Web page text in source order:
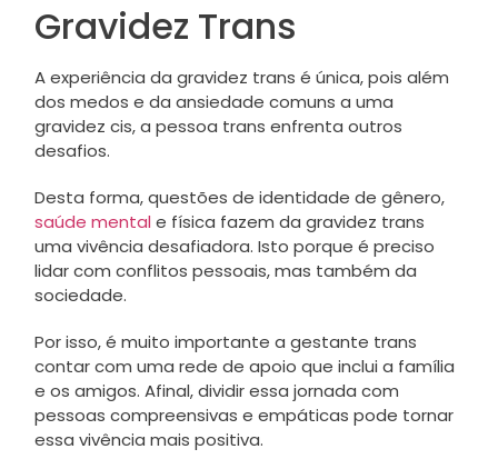
Gravidez Trans
A experiência da gravidez trans é única, pois além
dos medos e da ansiedade comuns a uma
gravidez cis, a pessoa trans enfrenta outros
desafios.
Desta forma, questões de identidade de gênero,
saúde mental e física fazem da gravidez trans
uma vivência desafiadora. Isto porque é preciso
lidar com conflitos pessoais, mas também da
sociedade.
Por isso, é muito importante a gestante trans
contar com uma rede de apoio que inclui a família
e os amigos. Afinal, dividir essa jornada com
pessoas compreensivas e empáticas pode tornar
essa vivência mais positiva.